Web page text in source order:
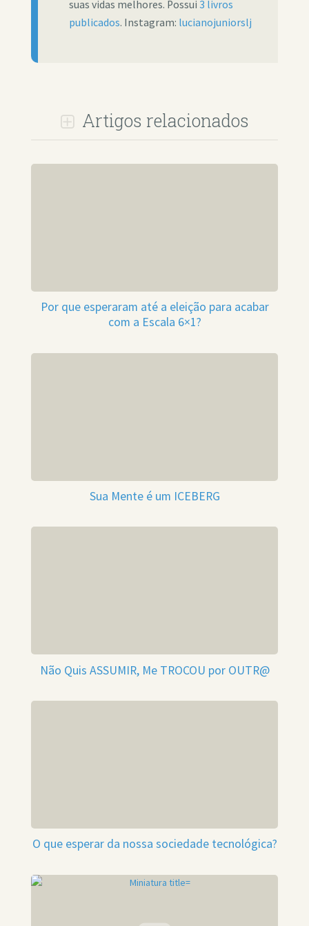
suas vidas melhores. Possui 3 livros
publicados. Instagram: lucianojuniorslj
Artigos relacionados
Por que esperaram até a eleição para acabar
com a Escala 6×1?
Sua Mente é um ICEBERG
Não Quis ASSUMIR, Me TROCOU por OUTR@
O que esperar da nossa sociedade tecnológica?